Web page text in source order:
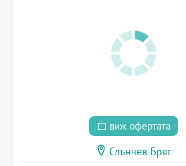
виж офертата
Слънчев Бряг